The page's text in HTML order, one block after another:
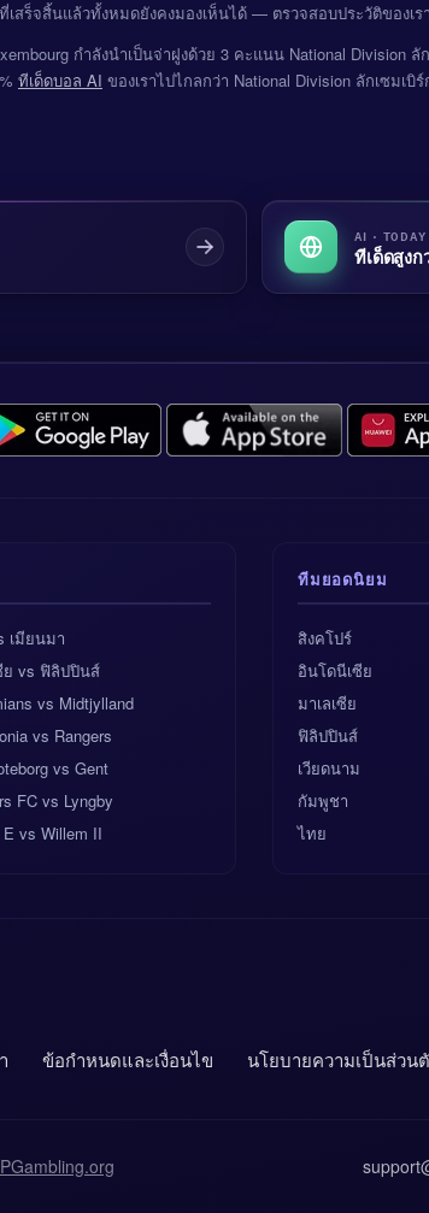
เสร็จสิ้นแล้วทั้งหมดยังคงมองเห็นได้ — ตรวจสอบประวัติของเร
กำลังนำเป็นจ่าฝูงด้วย 3 คะแนน National
ทีเด็ดบอล AI ของเราไปไกลกว่า National Division ลักเซม
AI · TODAY
ทีเด็ดสูง
เมียนมา
ย vs ฟิลิปปินส์
vs Midtjylland
vs Rangers
vs Gent
FC vs Lyngby
E vs Willem II
ทีมยอดนิยม
สิงคโปร์
อินโดนีเซีย
มาเลเซีย
ฟิลิปปินส์
เวียดนาม
กัมพูชา
ไทย
ข้อกำหนดและเงื่อนไข นโยบายความเป็นส่วน